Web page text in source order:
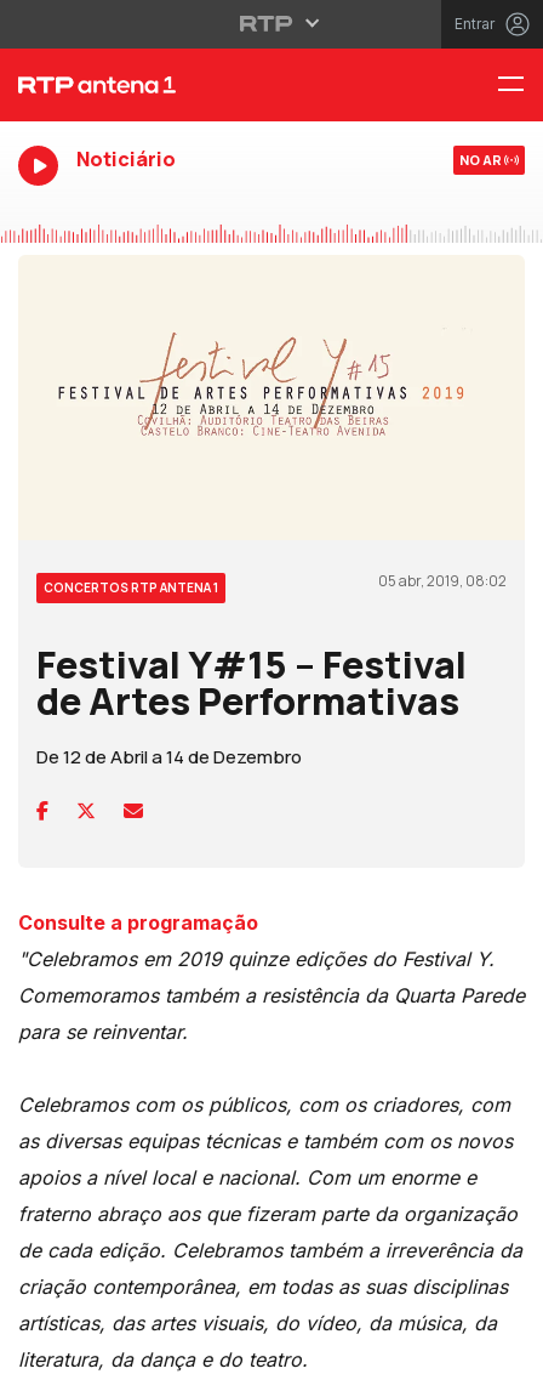
Entrar
Noticiário NO AR
CONCERTOS RTP ANTENA 1 05 abr, 2019, 08:02
Festival Y#15 – Festival
de Artes Performativas
De 12 de Abril a 14 de Dezembro
Consulte a programação
"Celebramos em 2019 quinze edições do Festival Y.
Comemoramos também a resistência da Quarta Parede
para se reinventar.
Celebramos com os públicos, com os criadores, com
as diversas equipas técnicas e também com os novos
apoios a nível local e nacional. Com um enorme e
fraterno abraço aos que fizeram parte da organização
de cada edição. Celebramos também a irreverência da
criação contemporânea, em todas as suas disciplinas
artísticas, das artes visuais, do vídeo, da música, da
literatura, da dança e do teatro.